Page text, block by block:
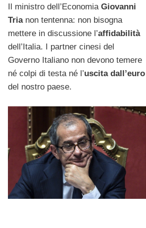
Il ministro dell’Economia Giovanni
Trianon tentenna: non bisogna
mettere in discussione l’affidabilità
dell’Italia. I partner cinesi del
Governo Italiano non devono temere
né colpi di testa né l’uscita dall’euro
del nostro paese.